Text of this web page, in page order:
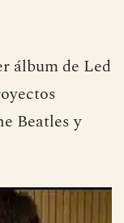
álbum de Led
Beatles y